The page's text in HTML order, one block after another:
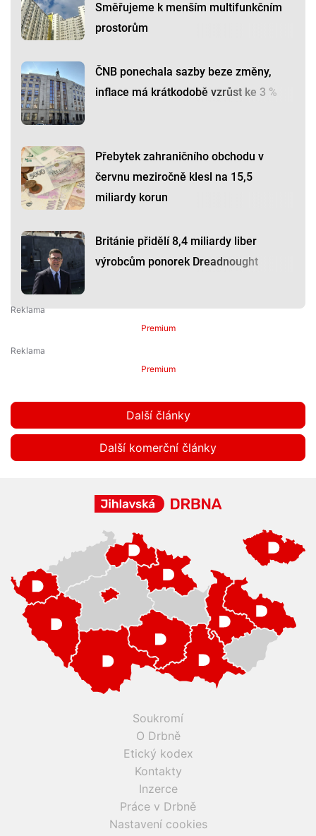
Směřujeme k menším multifunkčním
prostorům
ČNB ponechala sazby beze změny,
inflace má krátkodobě vzrůst ke 3 %
Přebytek zahraničního obchodu v
červnu meziročně klesl na 15,5
miliardy korun
Británie přidělí 8,4 miliardy liber
výrobcům ponorek Dreadnought
Premium
Premium
Další články
Další komerční články
Soukromí
O Drbně
Etický kodex
Kontakty
Inzerce
Práce v Drbně
Nastavení cookies